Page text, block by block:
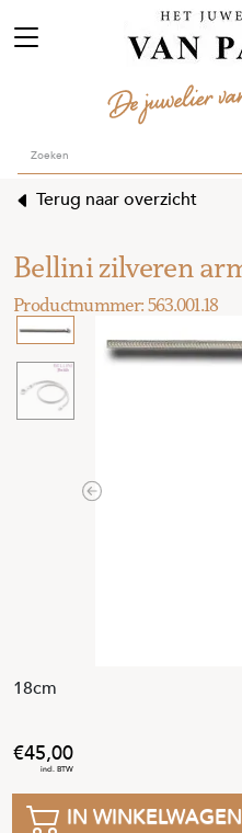
Terug naar overzicht
Bellini zilveren
Previous
18cm
45,00
IN WINKELWAGEN